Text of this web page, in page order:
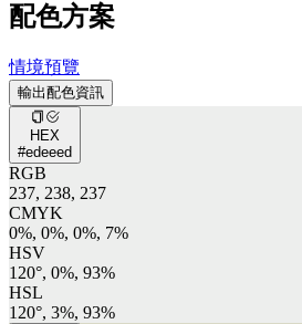
配色方案
情境預覽
輸出配色資訊
HEX
#edeeed
RGB
237, 238, 237
CMYK
0%, 0%, 0%, 7%
HSV
120°, 0%, 93%
HSL
120°, 3%, 93%